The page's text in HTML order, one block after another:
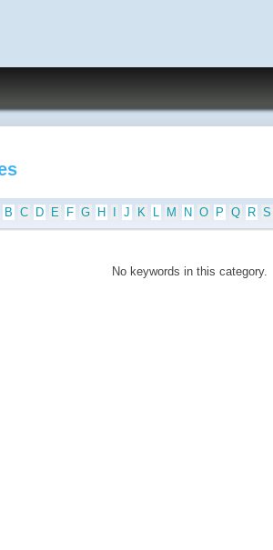
B C D E F G H J K L M N O P Q R S
No keywords in this category.